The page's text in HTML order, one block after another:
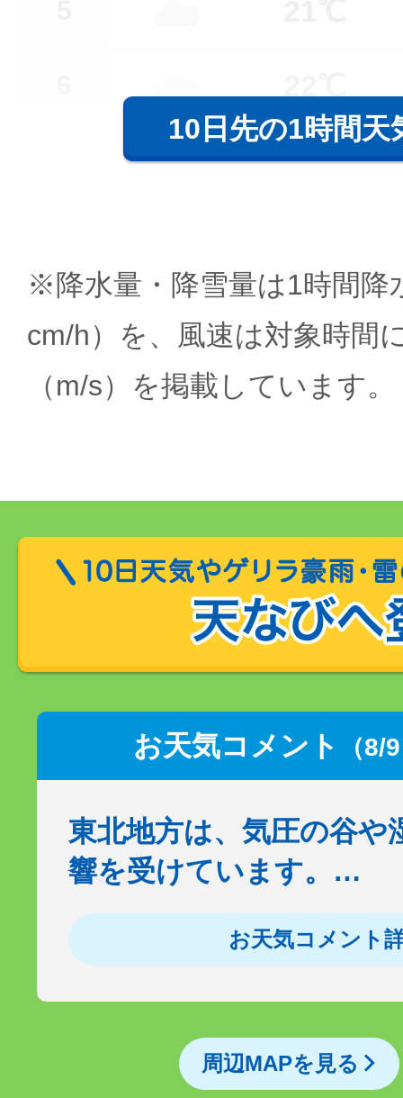
10日先の1時間天
※降水量・降雪量は1時間降
cm/h）を、風速は対象時間
（m/s）を掲載しています。
お天気コメント （8/
東北地方は、気圧の谷や
響を受けています。…
お天気コメント
周辺MAPを見る